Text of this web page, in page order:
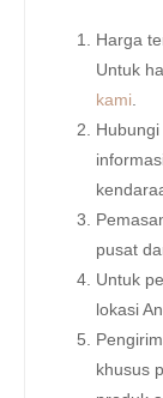
Harga
Untuk
kami
pusat
Untuk
lokasi
khusus